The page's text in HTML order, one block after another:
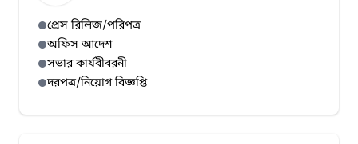
প্রেস রিলিজ/পরিপত্র
অফিস আদেশ
সভার কার্যবীবরনী
দরপত্র/নিয়োগ বিজ্ঞপ্তি